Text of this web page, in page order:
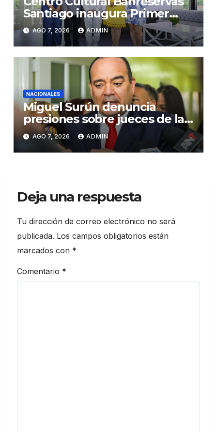
Santiago inaugura Primer
Congreso de Artesanos de
Santiago
AGO 7, 2026 ADMIN
NACIONALES
Miguel Surún denuncia
presiones sobre jueces de la
Suprema Corte de Justicia
AGO 7, 2026 ADMIN
Deja una respuesta
Tu dirección de correo electrónico no será
publicada. Los campos obligatorios están
marcados con *
Comentario *